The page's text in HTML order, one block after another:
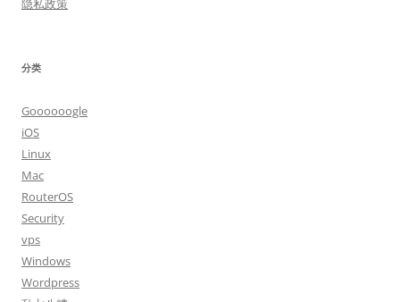
隐私政策
分类
Goooooogle
iOS
Linux
Mac
RouterOS
Security
vps
Windows
Wordpress